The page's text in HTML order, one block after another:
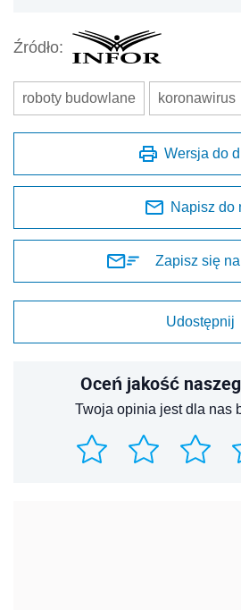
Źródło:
roboty budowlane koronawirus
Wersja do
Napisz do
Zapisz się
Udostępnij
Oceń jakość
Twoja opinia jest dla nas